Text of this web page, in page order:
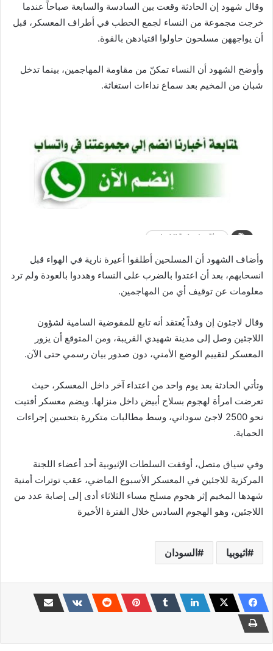
وقال شهود إن الحادثة وقعت بين السادسة والسابعة صباحاً عندما
خرجت مجموعة من النساء لجمع الحطب في أطراف المعسكر، قبل
أن يواجههن مسلحون حاولوا اقتيادهن بالقوة.
وأوضح الشهود أن النساء تمكنّ من مقاومة المهاجمين، بينما تدخل
شبان من المخيم بعد سماع نداءات استغاثة.
وأضاف الشهود أن المسلحين أطلقوا أعيرة نارية في الهواء قبل
انسحابهم، بعد أن اعتدوا بالضرب على النساء وهددوا بالعودة ولم ترد
معلومات عن توقيف أي من المهاجمين.
وقال لاجئون إن وفداً يُعتقد أنه تابع للمفوضية السامية لشؤون
اللاجئين وصل إلى مدينة شهيدي القريبة، ومن المتوقع أن يزور
المعسكر لتقييم الوضع الأمني، دون صدور بيان رسمي حتى الآن.
وتأتي الحادثة بعد يوم واحد من اعتداء آخر داخل المعسكر، حيث
تعرضت امرأة لهجوم بسلاح أبيض داخل منزلها. ويضم معسكر أفتيت
نحو 2500 لاجئ سوداني، وسط مطالبات متكررة بتحسين إجراءات
الحماية.
وفي سياق متصل، أوقفت السلطات الإثيوبية أحد أعضاء اللجنة
المركزية للاجئين في المعسكر الأسبوع الماضي، عقب توترات أمنية
شهدها المخيم إثر هجوم مسلح مساء الثلاثاء أدى إلى إصابة عدد من
اللاجئين، وهو الهجوم السادس خلال الفترة الأخيرة
اثيوبيا السودان